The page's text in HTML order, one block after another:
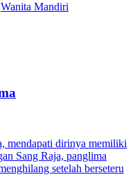
Wanita Mandiri
mendapati dirinya memiliki
Sang Raja, panglima
setelah berseteru